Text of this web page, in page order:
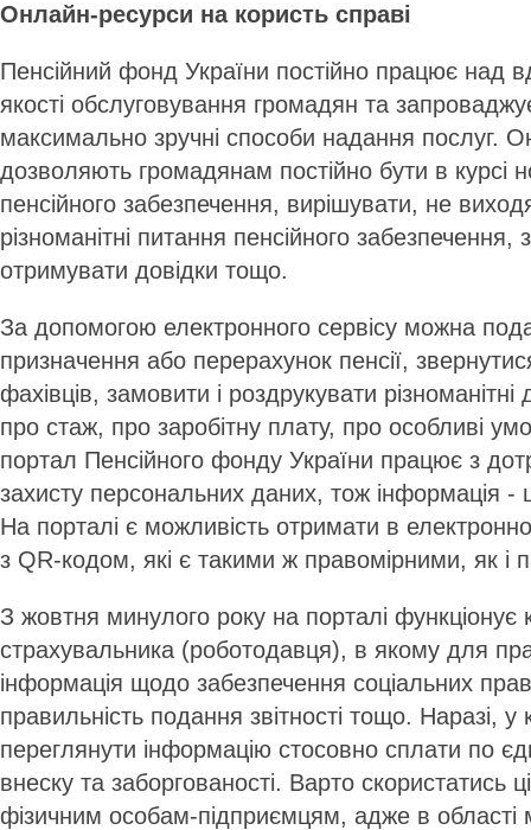
Онлайн-ресурси на користь справі
Пенсійний фонд України постійно працює над
якості обслуговування громадян та
максимально зручні способи надання послуг.
дозволяють громадянам постійно бути в курсі
пенсійного забезпечення, вирішувати, не
різноманітні питання пенсійного
отримувати довідки тощо.
За допомогою електронного сервісу можна
призначення або перерахунок пенсії,
фахівців, замовити і роздрукувати різноманітні
про стаж, про заробітну плату, про особливі
портал Пенсійного фонду України працює з
захисту персональних даних, тож інформація -
На порталі є можливість отримати в
з QR-кодом, які є такими ж правомірними, як і
З жовтня минулого року на порталі функціонує
страхувальника (роботодавця), в якому для
інформація щодо забезпечення соціальних
правильність подання звітності тощо. Наразі, у
переглянути інформацію стосовно сплати по
внеску та заборгованості. Варто скористатись
фізичним особам-підприємцям, адже в області